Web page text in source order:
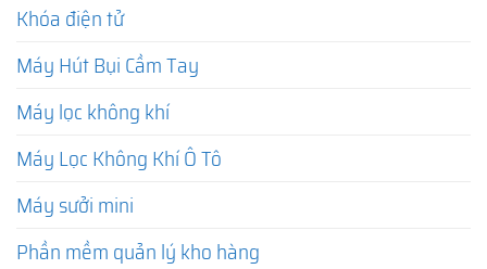
Khóa điện tử
Máy Hút Bụi Cầm Tay
Máy lọc không khí
Máy Lọc Không Khí Ô Tô
Máy sưởi mini
Phần mềm quản lý kho hàng